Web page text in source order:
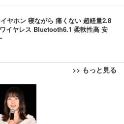
ヤホン 寝ながら 痛くない 超軽量2.8
イヤレス Bluetooth6.1 柔軟性高 安
>> もっと見る
器 Type-C USB-C 20W USB PD対応
1.5m PSE認証品 GaN採用 折りたた
ろちゃん 【 iPhone16 15 等対応】 E